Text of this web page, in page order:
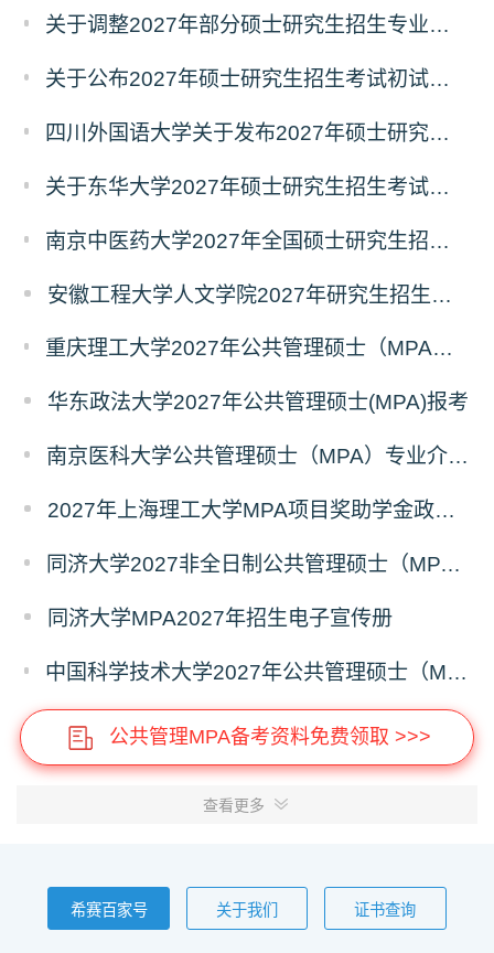
关于调整2027年部分硕士研究生招生专业初试考试科目的公告（持续更新中）
关于公布2027年硕士研究生招生考试初试自命题科目考试大纲的通知
四川外国语大学关于发布2027年硕士研究生招生考试自命题科目大纲的公告
关于东华大学2027年硕士研究生招生考试（初试）招生目录拟调整公告（一）
南京中医药大学2027年全国硕士研究生招生考试初试自命题科目考试内容及参考书目
安徽工程大学人文学院2027年研究生招生简章
重庆理工大学2027年公共管理硕士（MPA）专业学位研究生（双证）报考
华东政法大学2027年公共管理硕士(MPA)报考
南京医科大学公共管理硕士（MPA）专业介绍（2027年）
2027年上海理工大学MPA项目奖助学金政策发布
同济大学2027非全日制公共管理硕士（MPA）奖学金方案
同济大学MPA2027年招生电子宣传册
中国科学技术大学2027年公共管理硕士（MPA）专业学位研究生招生通知
公共管理MPA备考资料免费领取 >>>
查看更多
希赛百家号 关于我们 证书查询